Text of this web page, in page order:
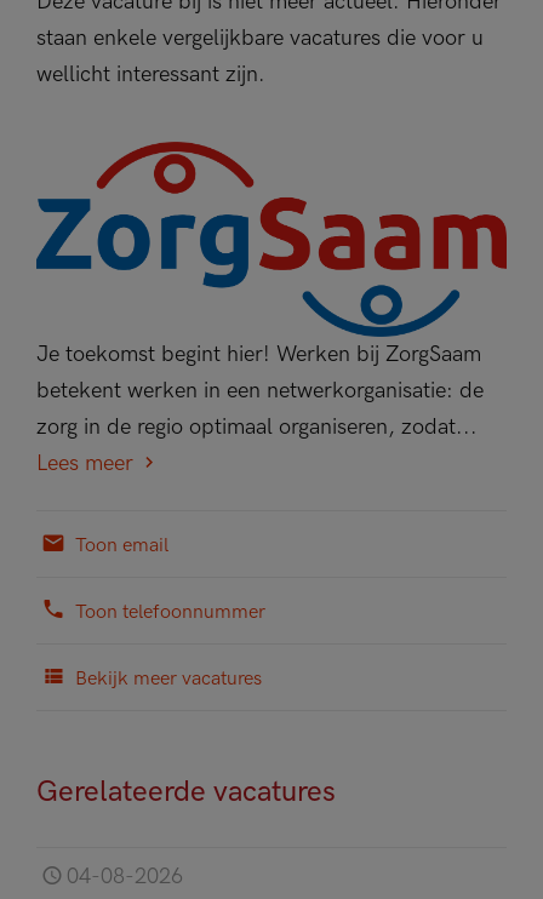
staan enkele vergelijkbare vacatures die voor u
wellicht interessant zijn.
Je toekomst begint hier! Werken bij ZorgSaam
betekent werken in een netwerkorganisatie: de
zorg in de regio optimaal organiseren, zodat...
Lees meer
Toon email
Toon telefoonnummer
Bekijk meer vacatures
Gerelateerde vacatures
04-08-2026